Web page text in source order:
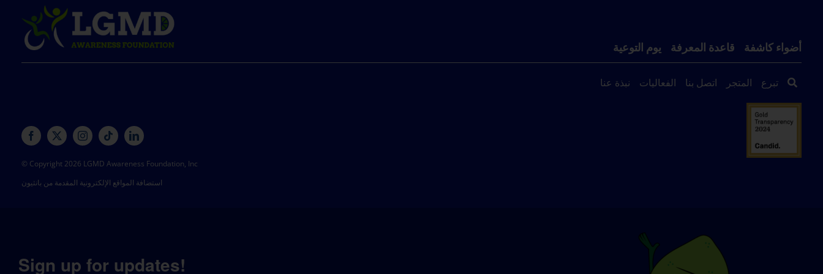
يوم التوعية قاعدة المعرفة أضواء كاشفة
نبذة عنا الفعاليات اتصل بنا المتجر تبرع
© Copyright 2026 LGMD Awareness Foundation, Inc
استضافة المواقع الإلكترونية المقدمة من بانثيون
Sign up for updates!